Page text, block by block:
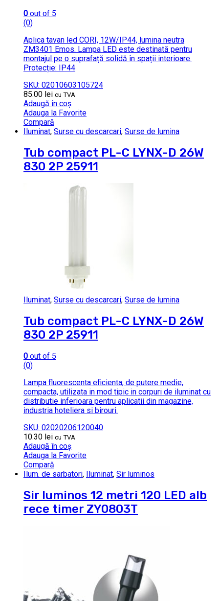
0 out of 5
(0)
Aplica tavan led CORI, 12W/IP44, lumina neutra
ZM3401 Emos. Lampa LED este destinată pentru
montajul pe o suprafață solidă în spații interioare.
Protecție: IP44
SKU: 02010603105724
85.00 lei cu TVA
Adaugă în coș
Adauga la Favorite
Compară
Iluminat, Surse cu descarcari, Surse de lumina
Tub compact PL-C LYNX-D 26W
830 2P 25911
Iluminat, Surse cu descarcari, Surse de lumina
Tub compact PL-C LYNX-D 26W
830 2P 25911
0 out of 5
(0)
Lampa fluorescenta eficienta, de putere medie,
compacta, utilizata in mod tipic in corpuri de iluminat cu
distributie inferioara pentru aplicatii din magazine,
industria hoteliera si birouri.
SKU: 02020206120040
10.30 lei cu TVA
Adaugă în coș
Adauga la Favorite
Compară
Ilum. de sarbatori, Iluminat, Sir luminos
Sir luminos 12 metri 120 LED alb
rece timer ZY0803T